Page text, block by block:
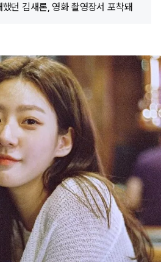
던 김새론, 영화 촬영장서 포착돼